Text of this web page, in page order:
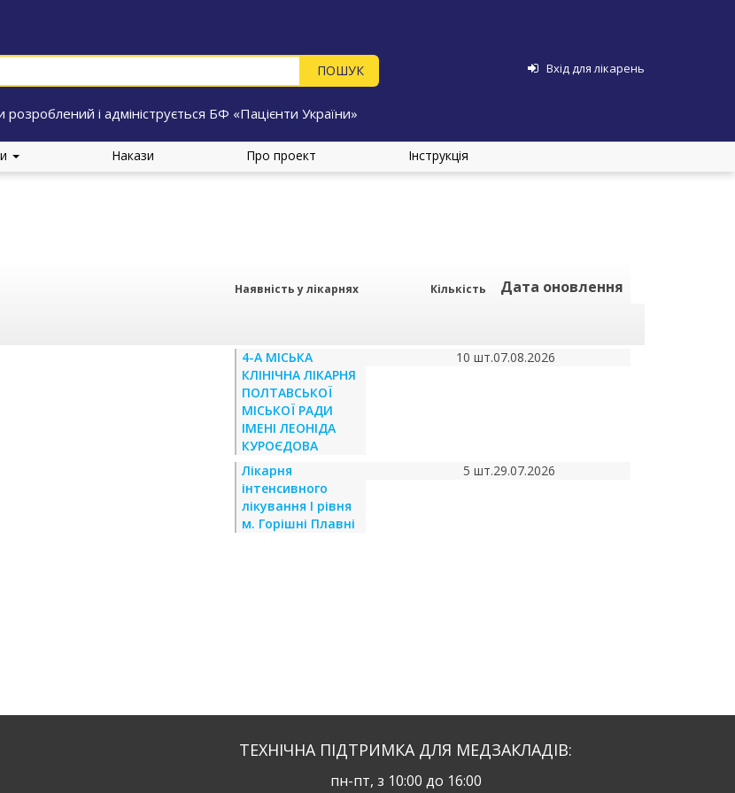
Вхід для лікарень
розроблений і адмініструється БФ «Пацієнти України»
Накази Про проект Інструкція
Наявність у лікарнях Кількість Дата оновлення
4-А МІСЬКА
КЛІНІЧНА ЛІКАРНЯ
ПОЛТАВСЬКОЇ
МІСЬКОЇ РАДИ
ІМЕНІ ЛЕОНІДА
КУРОЄДОВА
10 шт.07.08.2026
Лікарня
інтенсивного
лікування І рівня
м. Горішні Плавні
5 шт.29.07.2026
ТЕХНІЧНА ПІДТРИМКА ДЛЯ МЕДЗАКЛАДІВ:
пн-пт, з 10:00 до 16:00